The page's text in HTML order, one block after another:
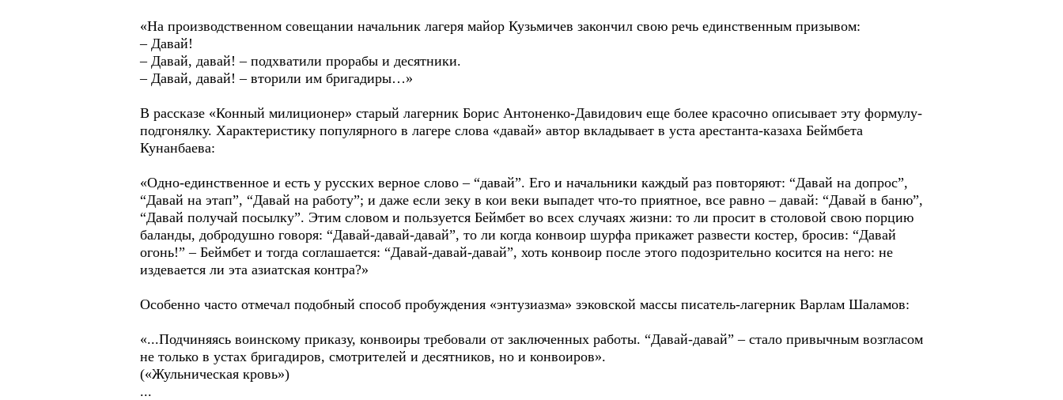
«На производственном совещании начальник лагеря майор Кузьмичев закончил свою речь единственным призывом:
– Давай!
– Давай, давай! – подхватили прорабы и десятники.
– Давай, давай! – вторили им бригадиры…»
В рассказе «Конный милиционер» старый лагерник Борис Антоненко-Давидович еще более красочно описывает эту формулу-
подгонялку. Характеристику популярного в лагере слова «давай» автор вкладывает в уста арестанта-казаха Беймбета
Кунанбаева:
«Одно-единственное и есть у русских верное слово – “давай”. Его и начальники каждый раз повторяют: “Давай на допрос”,
“Давай на этап”, “Давай на работу”; и даже если зеку в кои веки выпадет что-то приятное, все равно – давай: “Давай в баню”,
“Давай получай посылку”. Этим словом и пользуется Беймбет во всех случаях жизни: то ли просит в столовой свою порцию
баланды, добродушно говоря: “Давай-давай-давай”, то ли когда конвоир шурфа прикажет развести костер, бросив: “Давай
огонь!” – Беймбет и тогда соглашается: “Давай-давай-давай”, хоть конвоир после этого подозрительно косится на него: не
издевается ли эта азиатская контра?»
Особенно часто отмечал подобный способ пробуждения «энтузиазма» зэковской массы писатель-лагерник Варлам Шаламов:
«...Подчиняясь воинскому приказу, конвоиры требовали от заключенных работы. “Давай-давай” – стало привычным возгласом
не только в устах бригадиров, смотрителей и десятников, но и конвоиров».
(«Жульническая кровь»)
...